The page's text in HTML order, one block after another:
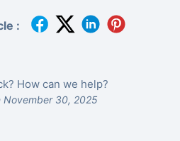
:
How can we help?
November 30, 2025